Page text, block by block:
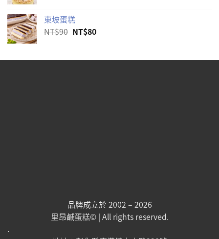
NT$840。
東坡蛋糕
NT$90 原
格：
NT$80目
格：
品牌成立於 2002 – 2026
里昂鹹蛋糕© | All rights reserved.
.